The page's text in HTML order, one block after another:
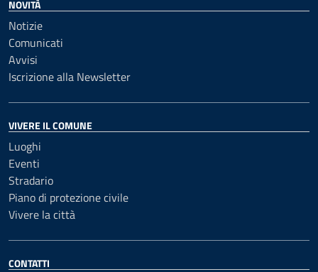
NOVITÀ
Notizie
Comunicati
Avvisi
Iscrizione alla Newsletter
VIVERE IL COMUNE
Luoghi
Eventi
Stradario
Piano di protezione civile
Vivere la città
CONTATTI